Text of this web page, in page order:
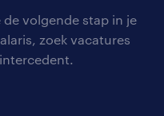
volgende stap in je
zoek vacatures